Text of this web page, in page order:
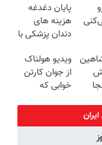
برگردون
(40%off)
پایان دغدغه
هزینه های
دندان پزشکی با
کننده خانگی
ویدیو هولناک
از جوان کارتن
خوابی که